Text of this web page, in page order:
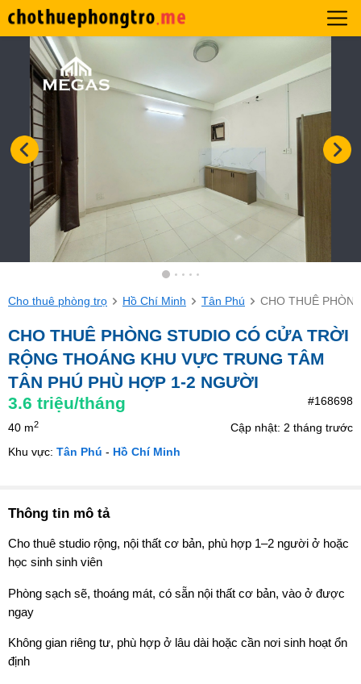
Cho thuê phòng trọ Hồ Chí Minh Tân Phú CHO THUÊ
CHO THUÊ PHÒNG STUDIO CÓ CỬA TRỜI
RỘNG THOÁNG KHU VỰC TRUNG TÂM
TÂN PHÚ PHÙ HỢP 1-2 NGƯỜI
3.6 triệu/tháng #168698
40 m2
Cập nhật: 2 tháng trước
Khu vực: Tân Phú - Hồ Chí Minh
Thông tin mô tả
Cho thuê studio rộng, nội thất cơ bản, phù hợp 1–2 người ở hoặc
học sinh sinh viên
Phòng sạch sẽ, thoáng mát, có sẵn nội thất cơ bản, vào ở được
ngay
Không gian riêng tư, phù hợp ở lâu dài hoặc cần nơi sinh hoạt ổn
định